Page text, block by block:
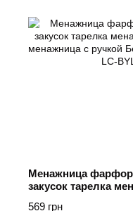
Менажница
закусок тарелка
569 грн